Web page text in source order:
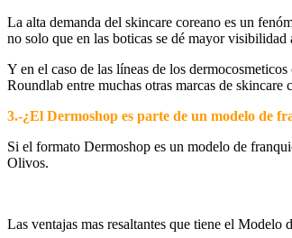
La alta demanda del skincare coreano es un
no solo que en las boticas se dé mayor visibilidad
Y en el caso de las líneas de los
Roundlab entre muchas otras marcas de skincare
3.-¿El Dermoshop es parte de un modelo de
Si el formato Dermoshop es un modelo de
Olivos.
Las ventajas mas resaltantes que tiene el Modelo